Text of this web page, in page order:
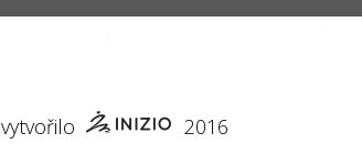
vytvořilo 2016